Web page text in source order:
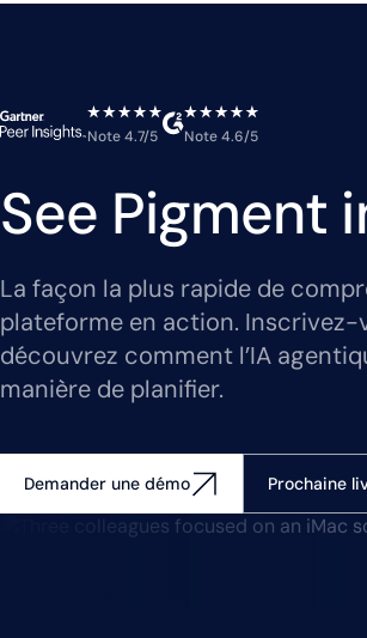
Note 4.7/5 Note 4.6/5
See Pigment
La façon la plus rapide de
plateforme en action. Inscrivez-
découvrez comment l’IA
manière de planifier.
Demander une démo Prochaine